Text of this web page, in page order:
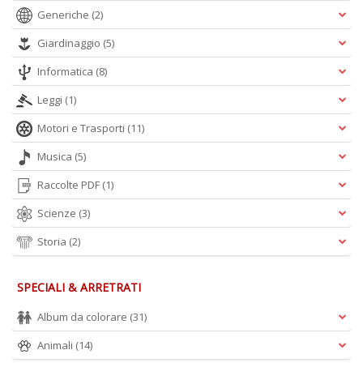
Generiche (2)
Giardinaggio (5)
Informatica (8)
Leggi (1)
Motori e Trasporti (11)
Musica (5)
Raccolte PDF (1)
Scienze (3)
Storia (2)
SPECIALI & ARRETRATI
Album da colorare (31)
Animali (14)